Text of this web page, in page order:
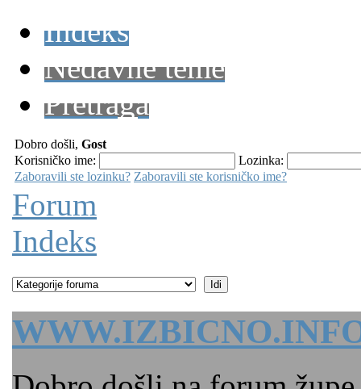
Indeks
Nedavne teme
Pretraga
Dobro došli, Gost
Korisničko ime:
Lozinka:
Zaboravili ste lozinku? Zaboravili ste korisničko ime?
Forum
Indeks